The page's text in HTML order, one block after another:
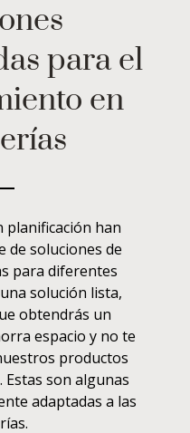
para el
en
han
de soluciones de
para diferentes
solución lista,
obtendrás un
espacio y no te
productos
son algunas
adaptadas a las